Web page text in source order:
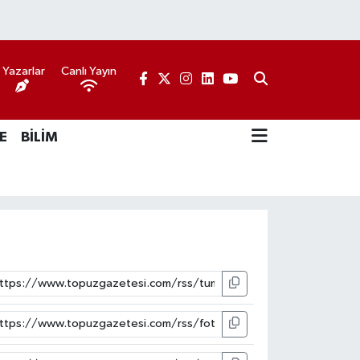
Yazarlar Canlı Yayın
BİLİM